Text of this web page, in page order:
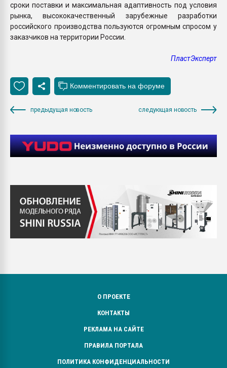
сроки поставки и максимальная адаптивность под условия
рынка, высококачественный зарубежные разработки
российского производства пользуются огромным спросом у
заказчиков на территории России.
ПластЭксперт
предыдущая новость следующая новость
О ПРОЕКТЕ
КОНТАКТЫ
РЕКЛАМА НА САЙТЕ
ПРАВИЛА ПОРТАЛА
ПОЛИТИКА КОНФИДЕНЦИАЛЬНОСТИ